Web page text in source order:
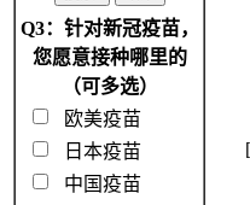
Q3：针对新冠疫苗，
您愿意接种哪里的
（可多选）
欧美疫苗
日本疫苗
中国疫苗
[